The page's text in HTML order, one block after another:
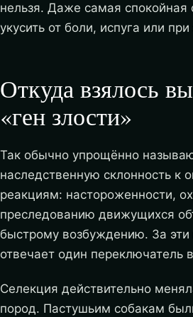
нельзя. Даже самая спокойная
укусить от боли, испуга или
Откуда взялось
«ген злости»
Так обычно упрощённо
наследственную склонность к
реакциям: настороженности,
преследованию движущихся
быстрому возбуждению. За эти
отвечает один переключатель
Селекция действительно
пород. Пастушьим собакам